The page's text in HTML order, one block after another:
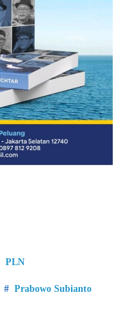
PLN
Prabowo Subianto